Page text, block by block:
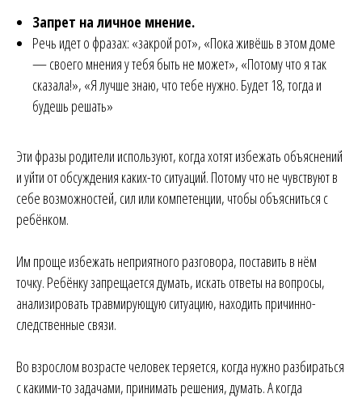
Запрет на личное мнение.
Речь идет о фразах: «закрой рот», «Пока живёшь в этом доме
— своего мнения у тебя быть не может», «Потому что я так
сказала!», «Я лучше знаю, что тебе нужно. Будет 18, тогда и
будешь решать»
Эти фразы родители используют, когда хотят избежать объяснений
и уйти от обсуждения каких-то ситуаций. Потому что не чувствуют в
себе возможностей, сил или компетенции, чтобы объясниться с
ребёнком.
Им проще избежать неприятного разговора, поставить в нём
точку. Ребёнку запрещается думать, искать ответы на вопросы,
анализировать травмирующую ситуацию, находить причинно-
следственные связи.
Во взрослом возрасте человек теряется, когда нужно разбираться
с какими-то задачами, принимать решения, думать. А когда